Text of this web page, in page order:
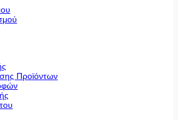
Προϊόντων